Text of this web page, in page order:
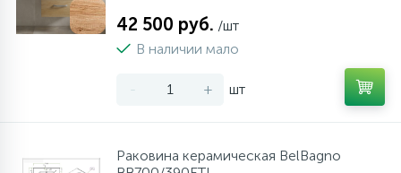
42 500 руб. /шт
В наличии мало
- + шт
Раковина керамическая BelBagno